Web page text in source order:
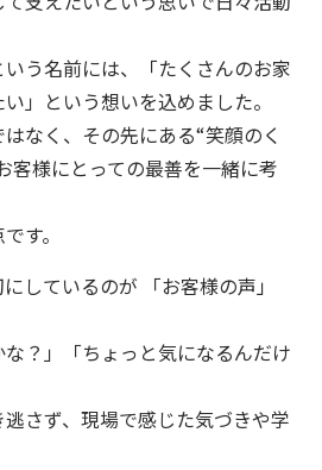
いう名前には、「たくさんのお家
」という想いを込めました。
なく、その先にある“笑顔のく
客様にとっての最善を一緒に考
す。
しているのが 「お客様の声」
な？」「ちょっと気になるんだけ
さず、現場で感じた気づきや学